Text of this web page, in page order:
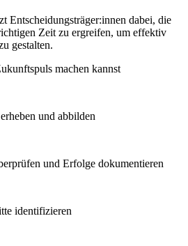
Entscheidungsträger:innen dabei, die
Zeit zu ergreifen, um effektiv
gestalten.
und abbilden
und Erfolge dokumentieren
identifizieren